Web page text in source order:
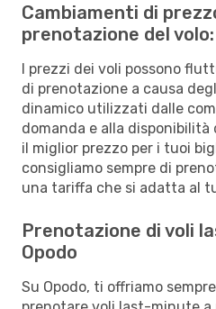
Cambiamenti di
prenotazione del volo:
I prezzi dei voli possono
di prenotazione a causa
dinamico utilizzati dalle
domanda e alla
il miglior prezzo per i tuoi
consigliamo sempre di
una tariffa che si adatta al
Prenotazione di voli
Opodo
Su Opodo, ti offriamo